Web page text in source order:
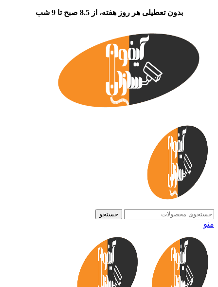
بدون تعطیلی هر روز هفته، از 8.5 صبح تا 9 شب
جستجو
منو